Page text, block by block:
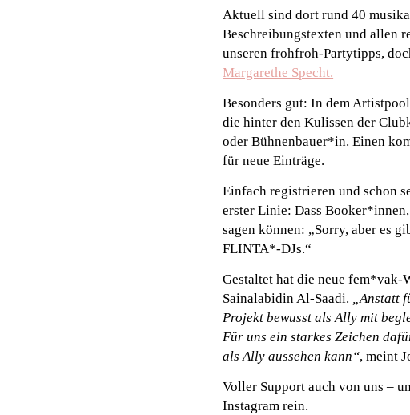
Aktuell sind dort rund 40
Beschreibungstexten und allen
unseren frohfroh-Partytipps,
Margarethe Specht.
Besonders gut: In dem
die hinter den Kulissen der
oder Bühnenbauer*in. Einen
für neue Einträge.
Einfach registrieren und schon
erster Linie: Dass
sagen können: „Sorry, aber es
FLINTA*-DJs.“
Gestaltet hat die neue
Sainalabidin Al-Saadi. „Anstatt
Projekt bewusst als Ally mit
Für uns ein starkes Zeichen
als Ally aussehen kann“, meint
Voller Support auch von uns –
Instagram rein.